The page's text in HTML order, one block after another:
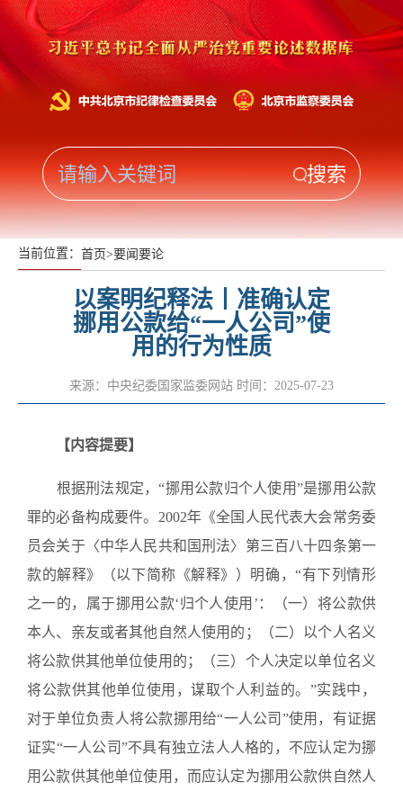
当前位置： 首页>要闻要论
以案明纪释法丨准确认定
挪用公款给“一人公司”使
用的行为性质
来源：中央纪委国家监委网站 时间：2025-07-23
【内容提要】
根据刑法规定，“挪用公款归个人使用”是挪用公款
罪的必备构成要件。2002年《全国人民代表大会常务委
员会关于〈中华人民共和国刑法〉第三百八十四条第一
款的解释》（以下简称《解释》）明确，“有下列情形
之一的，属于挪用公款‘归个人使用’：（一）将公款供
本人、亲友或者其他自然人使用的；（二）以个人名义
将公款供其他单位使用的；（三）个人决定以单位名义
将公款供其他单位使用，谋取个人利益的。”实践中，
对于单位负责人将公款挪用给“一人公司”使用，有证据
证实“一人公司”不具有独立法人人格的，不应认定为挪
用公款供其他单位使用，而应认定为挪用公款供自然人